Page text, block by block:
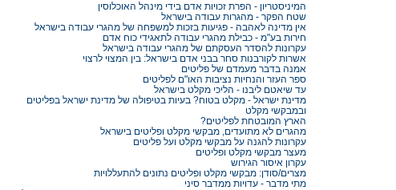
המיניסטריון - הפרת זכויות אדם בידי מינהל האוכלוסין
שטח הפקר - מהגרות עבודה בישראל
אין מדינה לאהבה - פגיעות בזכות למשפחה של מהגרי עבודה בישראל
חירות בע"מ - כבילת מהגרי עבודה לתאגידי כוח אדם
עקרונות להסדר העסקתם של מהגרי עבודה בישראל
אשרות לקורבנות סחר בבני אדם בישראל: בין המצוי לרצוי
אמנה בדבר מעמדם של פליטים
ספר העזר והנחיות נציבות האו"ם לפליטים
עד שיאטם ליבנו - הליכי מקלט בישראל
מדינת ישראל - מקלט בטוח? בעיות בטיפולה של מדינת ישראל בפליטים
ובמבקשי מקלט
הארץ המובטחת לפליטים?
מהגרים לא מתועדים, מבקשי מקלט ופליטים בישראל
עקרונות להגנה על מבקשי מקלט ועל פליטים
מעצר מבקשי מקלט ופליטים
עקרון איסור הגירוש
מצרים/סודן: מבקשי מקלט ופליטים נתונים להתעללויות
מתי מדבר - עדויות ממדבר סיני